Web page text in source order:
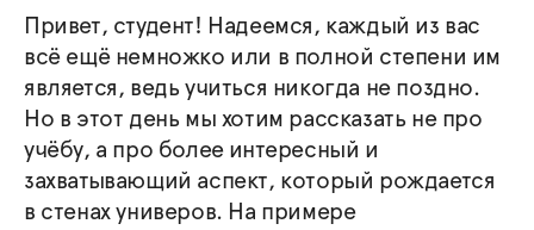
Привет, студент! Надеемся, каждый из вас
всё ещё немножко или в полной степени им
является, ведь учиться никогда не поздно.
Но в этот день мы хотим рассказать не про
учёбу, а про более интересный и
захватывающий аспект, который рождается
в стенах универов. На примере